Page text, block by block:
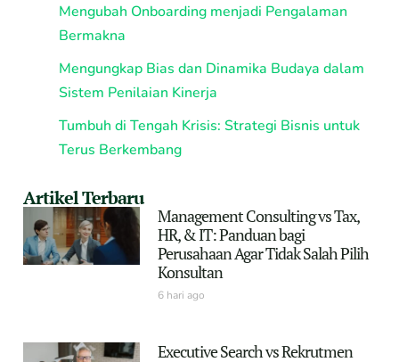
Mengubah Onboarding menjadi Pengalaman
Bermakna
Mengungkap Bias dan Dinamika Budaya dalam
Sistem Penilaian Kinerja
Tumbuh di Tengah Krisis: Strategi Bisnis untuk
Terus Berkembang
Artikel Terbaru
Management Consulting vs Tax,
HR, & IT: Panduan bagi
Perusahaan Agar Tidak Salah Pilih
Konsultan
6 hari ago
Executive Search vs Rekrutmen